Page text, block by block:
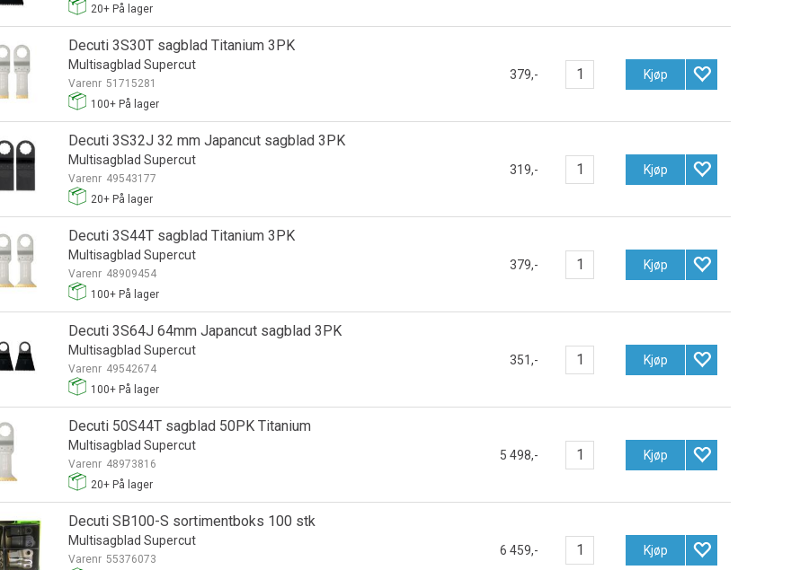
20+På lager
Decuti 3S30T sagblad Titanium 3PK
Multisagblad Supercut
Varenr 51715281
100+På lager
379,- Kjøp
Decuti 3S32J 32 mm Japancut sagblad 3PK
Multisagblad Supercut
Varenr 49543177
20+På lager
319,- Kjøp
Decuti 3S44T sagblad Titanium 3PK
Multisagblad Supercut
Varenr 48909454
100+På lager
379,- Kjøp
Decuti 3S64J 64mm Japancut sagblad 3PK
Multisagblad Supercut
Varenr 49542674
100+På lager
351,- Kjøp
Decuti 50S44T sagblad 50PK Titanium
Multisagblad Supercut
Varenr 48973816
20+På lager
5 498,- Kjøp
Decuti SB100-S sortimentboks 100 stk
Multisagblad Supercut
Varenr 55376073
6 459,- Kjøp